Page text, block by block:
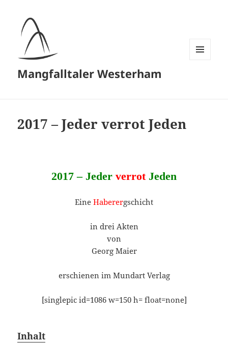
Mangfalltaler Westerham
2017 – Jeder verrot Jeden
2017 – Jeder verrotJeden
Eine Haberergschicht
in drei Akten
von
Georg Maier
erschienen im Mundart Verlag
[singlepic id=1086 w=150 h= float=none]
Inhalt